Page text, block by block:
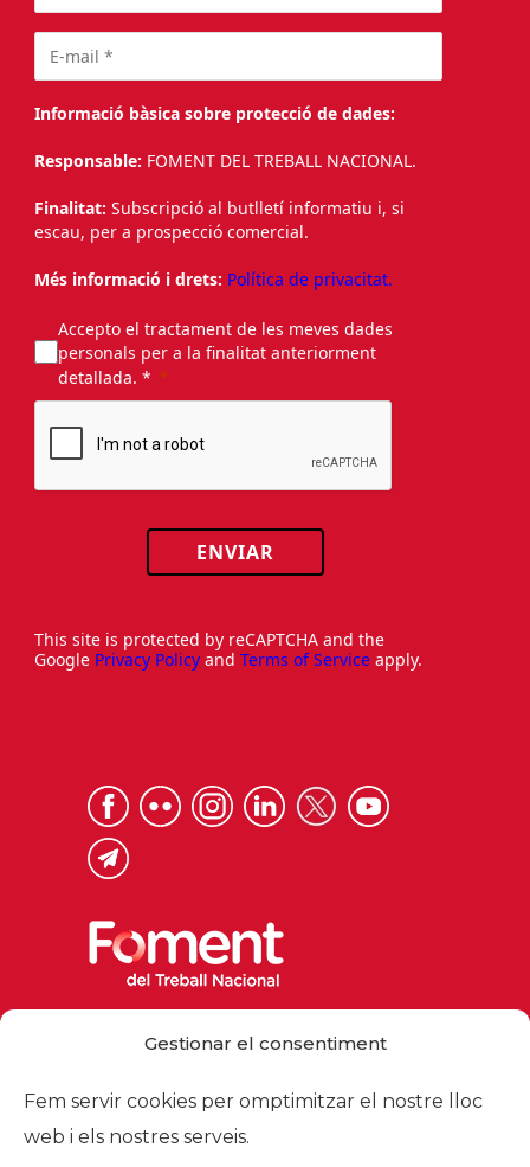
Gestionar el consentiment
Fem servir cookies per omptimitzar el nostre lloc
web i els nostres serveis.
Informació bàsica sobre protecció de dades:
Responsable: FOMENT DEL TREBALL NACIONAL.
Finalitat: Subscripció al butlletí informatiu i, si
escau, per a prospecció comercial.
Més informació i drets: Política de privacitat.
Accepto el tractament de les meves dades
personals per a la finalitat anteriorment
detallada. *
ENVIAR
This site is protected by reCAPTCHA and the
Google Privacy Policy and Terms of Service apply.
foment@foment.com